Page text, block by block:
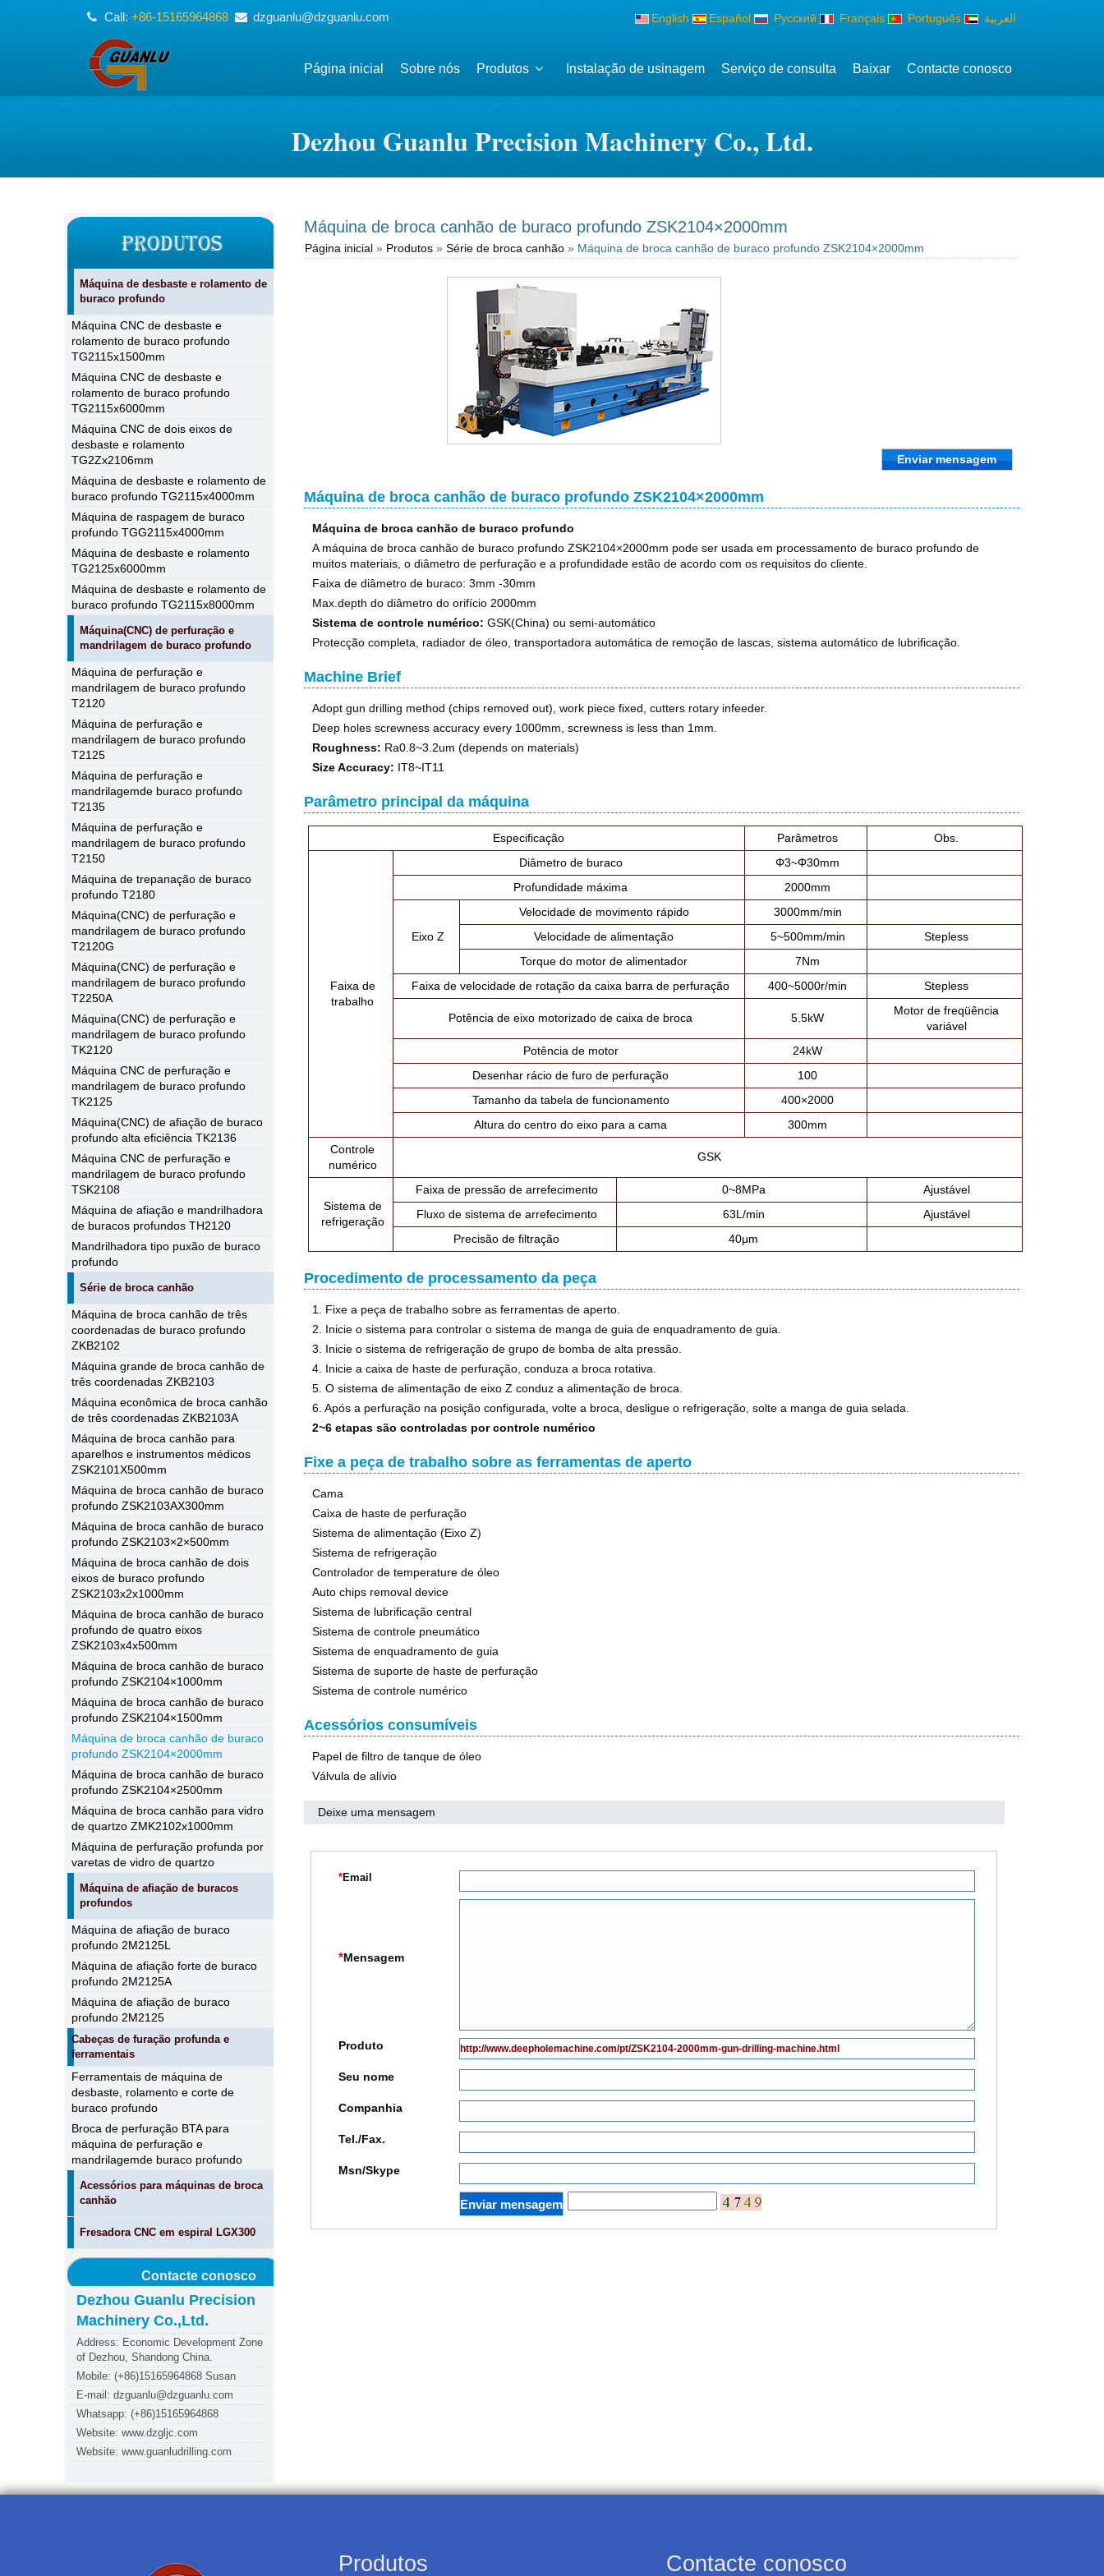
Call: +86-15165964868 dzguanlu@dzguanlu.com English Español Русский Français Português العربية
Página inicial Sobre nós Produtos Instalação de usinagem Serviço de consulta Baixar Contacte conosco
Dezhou Guanlu Precision Machinery Co., Ltd.
Máquina de desbaste e rolamento de
buraco profundo
Máquina CNC de desbaste e
rolamento de buraco profundo
TG2115x1500mm
Máquina CNC de desbaste e
rolamento de buraco profundo
TG2115x6000mm
Máquina CNC de dois eixos de
desbaste e rolamento
TG2Zx2106mm
Máquina de desbaste e rolamento de
buraco profundo TG2115x4000mm
Máquina de raspagem de buraco
profundo TGG2115x4000mm
Máquina de desbaste e rolamento
TG2125x6000mm
Máquina de desbaste e rolamento de
buraco profundo TG2115x8000mm
Máquina(CNC) de perfuração e
mandrilagem de buraco profundo
Máquina de perfuração e
mandrilagem de buraco profundo
T2120
Máquina de perfuração e
mandrilagem de buraco profundo
T2125
Máquina de perfuração e
mandrilagemde buraco profundo
T2135
Máquina de perfuração e
mandrilagem de buraco profundo
T2150
Máquina de trepanação de buraco
profundo T2180
Máquina(CNC) de perfuração e
mandrilagem de buraco profundo
T2120G
Máquina(CNC) de perfuração e
mandrilagem de buraco profundo
T2250A
Máquina(CNC) de perfuração e
mandrilagem de buraco profundo
TK2120
Máquina CNC de perfuração e
mandrilagem de buraco profundo
TK2125
Máquina(CNC) de afiação de buraco
profundo alta eficiência TK2136
Máquina CNC de perfuração e
mandrilagem de buraco profundo
TSK2108
Máquina de afiação e mandrilhadora
de buracos profundos TH2120
Mandrilhadora tipo puxão de buraco
profundo
Série de broca canhão
Máquina de broca canhão de três
coordenadas de buraco profundo
ZKB2102
Máquina grande de broca canhão de
três coordenadas ZKB2103
Máquina econômica de broca canhão
de três coordenadas ZKB2103A
Máquina de broca canhão para
aparelhos e instrumentos médicos
ZSK2101X500mm
Máquina de broca canhão de buraco
profundo ZSK2103AX300mm
Máquina de broca canhão de buraco
profundo ZSK2103×2×500mm
Máquina de broca canhão de dois
eixos de buraco profundo
ZSK2103x2x1000mm
Máquina de broca canhão de buraco
profundo de quatro eixos
ZSK2103x4x500mm
Máquina de broca canhão de buraco
profundo ZSK2104×1000mm
Máquina de broca canhão de buraco
profundo ZSK2104×1500mm
Máquina de broca canhão de buraco
profundo ZSK2104×2000mm
Máquina de broca canhão de buraco
profundo ZSK2104×2500mm
Máquina de broca canhão para vidro
de quartzo ZMK2102x1000mm
Máquina de perfuração profunda por
varetas de vidro de quartzo
Máquina de afiação de buracos
profundos
Máquina de afiação de buraco
profundo 2M2125L
Máquina de afiação forte de buraco
profundo 2M2125A
Máquina de afiação de buraco
profundo 2M2125
Cabeças de furação profunda e
ferramentais
Ferramentais de máquina de
desbaste, rolamento e corte de
buraco profundo
Broca de perfuração BTA para
máquina de perfuração e
mandrilagemde buraco profundo
Acessórios para máquinas de broca
canhão
Fresadora CNC em espiral LGX300
Contacte conosco
Dezhou Guanlu Precision
Machinery Co.,Ltd.
Address: Economic Development Zone
of Dezhou, Shandong China.
Mobile: (+86)15165964868 Susan
E-mail: dzguanlu@dzguanlu.com
Whatsapp: (+86)15165964868
Website: www.dzgljc.com
Website: www.guanludrilling.com
Máquina de broca canhão de buraco profundo ZSK2104×2000mm
Página inicial» Produtos» Série de broca canhão» Máquina de broca canhão de buraco profundo ZSK2104×2000mm
Enviar mensagem
Máquina de broca canhão de buraco profundo ZSK2104×2000mm
Máquina de broca canhão de buraco profundo
A máquina de broca canhão de buraco profundo ZSK2104×2000mm pode ser usada em processamento de buraco profundo de
muitos materiais, o diâmetro de perfuração e a profundidade estão de acordo com os requisitos do cliente.
Faixa de diâmetro de buraco: 3mm -30mm
Max.depth do diâmetro do orifício 2000mm
Sistema de controle numérico: GSK(China) ou semi-automático
Protecção completa, radiador de óleo, transportadora automática de remoção de lascas, sistema automático de lubrificação.
Machine Brief
Adopt gun drilling method (chips removed out), work piece fixed, cutters rotary infeeder.
Deep holes screwness accuracy every 1000mm, screwness is less than 1mm.
Roughness: Ra0.8~3.2um (depends on materials)
Size Accuracy: IT8~IT11
Parâmetro principal da máquina
Especificação Parâmetros Obs.
Faixa de
trabalho
Diâmetro de buraco
Φ3~Φ30mm
Profundidade máxima
2000mm
Eixo Z
Velocidade de movimento rápido
3000mm/min
Velocidade de alimentação
5~500mm/min
Stepless
Torque do motor de alimentador
7Nm
Faixa de velocidade de rotação da caixa barra de perfuração
400~5000r/min Stepless
Potência de eixo motorizado de caixa de broca 5.5kW
Motor de freqüência
variável
Potência de motor
24kW
Desenhar rácio de furo de perfuração
100
Tamanho da tabela de funcionamento
400×2000
Altura do centro do eixo para a cama
300mm
Controle
numérico
GSK
Sistema de
refrigeração
Faixa de pressão de arrefecimento 0~8MPa
Ajustável
Fluxo de sistema de arrefecimento
63L/min
Ajustável
Precisão de filtração
40μm
Procedimento de processamento da peça
1. Fixe a peça de trabalho sobre as ferramentas de aperto.
2. Inicie o sistema para controlar o sistema de manga de guia de enquadramento de guia.
3. Inicie o sistema de refrigeração de grupo de bomba de alta pressão.
4. Inicie a caixa de haste de perfuração, conduza a broca rotativa.
5. O sistema de alimentação de eixo Z conduz a alimentação de broca.
6. Após a perfuração na posição configurada, volte a broca, desligue o refrigeração, solte a manga de guia selada.
2~6 etapas são controladas por controle numérico
Fixe a peça de trabalho sobre as ferramentas de aperto
Cama
Caixa de haste de perfuração
Sistema de alimentação (Eixo Z)
Sistema de refrigeração
Controlador de temperature de óleo
Auto chips removal device
Sistema de lubrificação central
Sistema de controle pneumático
Sistema de enquadramento de guia
Sistema de suporte de haste de perfuração
Sistema de controle numérico
Acessórios consumíveis
Papel de filtro de tanque de óleo
Válvula de alívio
Deixe uma mensagem
*Email
*Mensagem
Produto
Seu nome
Companhia
Tel./Fax.
Msn/Skype
Produtos Contacte conosco